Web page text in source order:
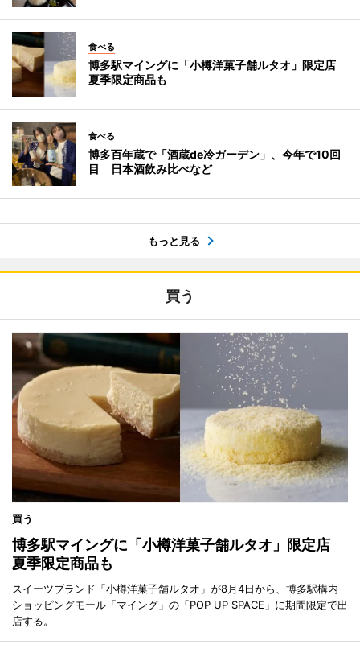
食べる
博多駅マイングに「小樽洋菓子舗ルタオ」限定店
夏季限定商品も
食べる
博多百年蔵で「酒蔵de冷ガーデン」、今年で10回
目 日本酒飲み比べなど
もっと見る
買う
買う
博多駅マイングに「小樽洋菓子舗ルタオ」限定店
夏季限定商品も
スイーツブランド「小樽洋菓子舗ルタオ」が8月4日から、博多駅構内
ショッピングモール「マイング」の「POP UP SPACE」に期間限定で出
店する。